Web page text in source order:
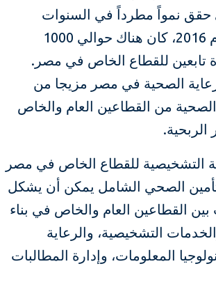
نمواً مطرداً في السنوات
الأخيرة. ففي عام 2016، كان هناك حوالي 1000
تابعين للقطاع الخاص في مصر.
الصحية في مصر مزيجا من
من القطاعين العام والخاص
التشخيصية للقطاع الخاص في مصر
الصحي الشامل يمكن أن يشكل
القطاعين العام والخاص في بناء
التشخيصية، والرعاية
المعلومات، وإدارة المطالبات